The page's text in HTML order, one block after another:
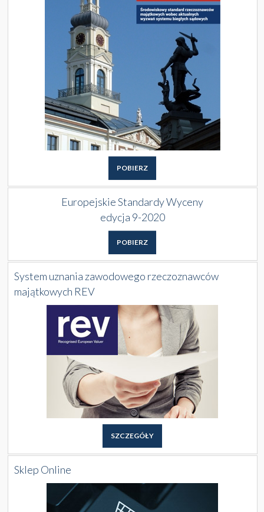
POBIERZ
Europejskie Standardy Wyceny
edycja 9-2020
POBIERZ
System uznania zawodowego rzeczoznawców
majątkowych REV
SZCZEGÓŁY
Sklep Online